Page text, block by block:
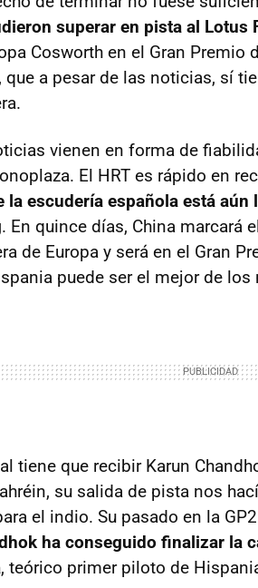
superar en pista al Lotus
Cosworth en el Gran Premio
que a pesar de las noticias, sí
vienen en forma de
El HRT es rápido en
la escudería española está
. En quince días, China marcará
de Europa y será en el Gran
puede ser el mejor de los
tiene que recibir Karun
su salida de pista nos
el indio. Su pasado en la
ha conseguido finalizar la
, teórico primer piloto de